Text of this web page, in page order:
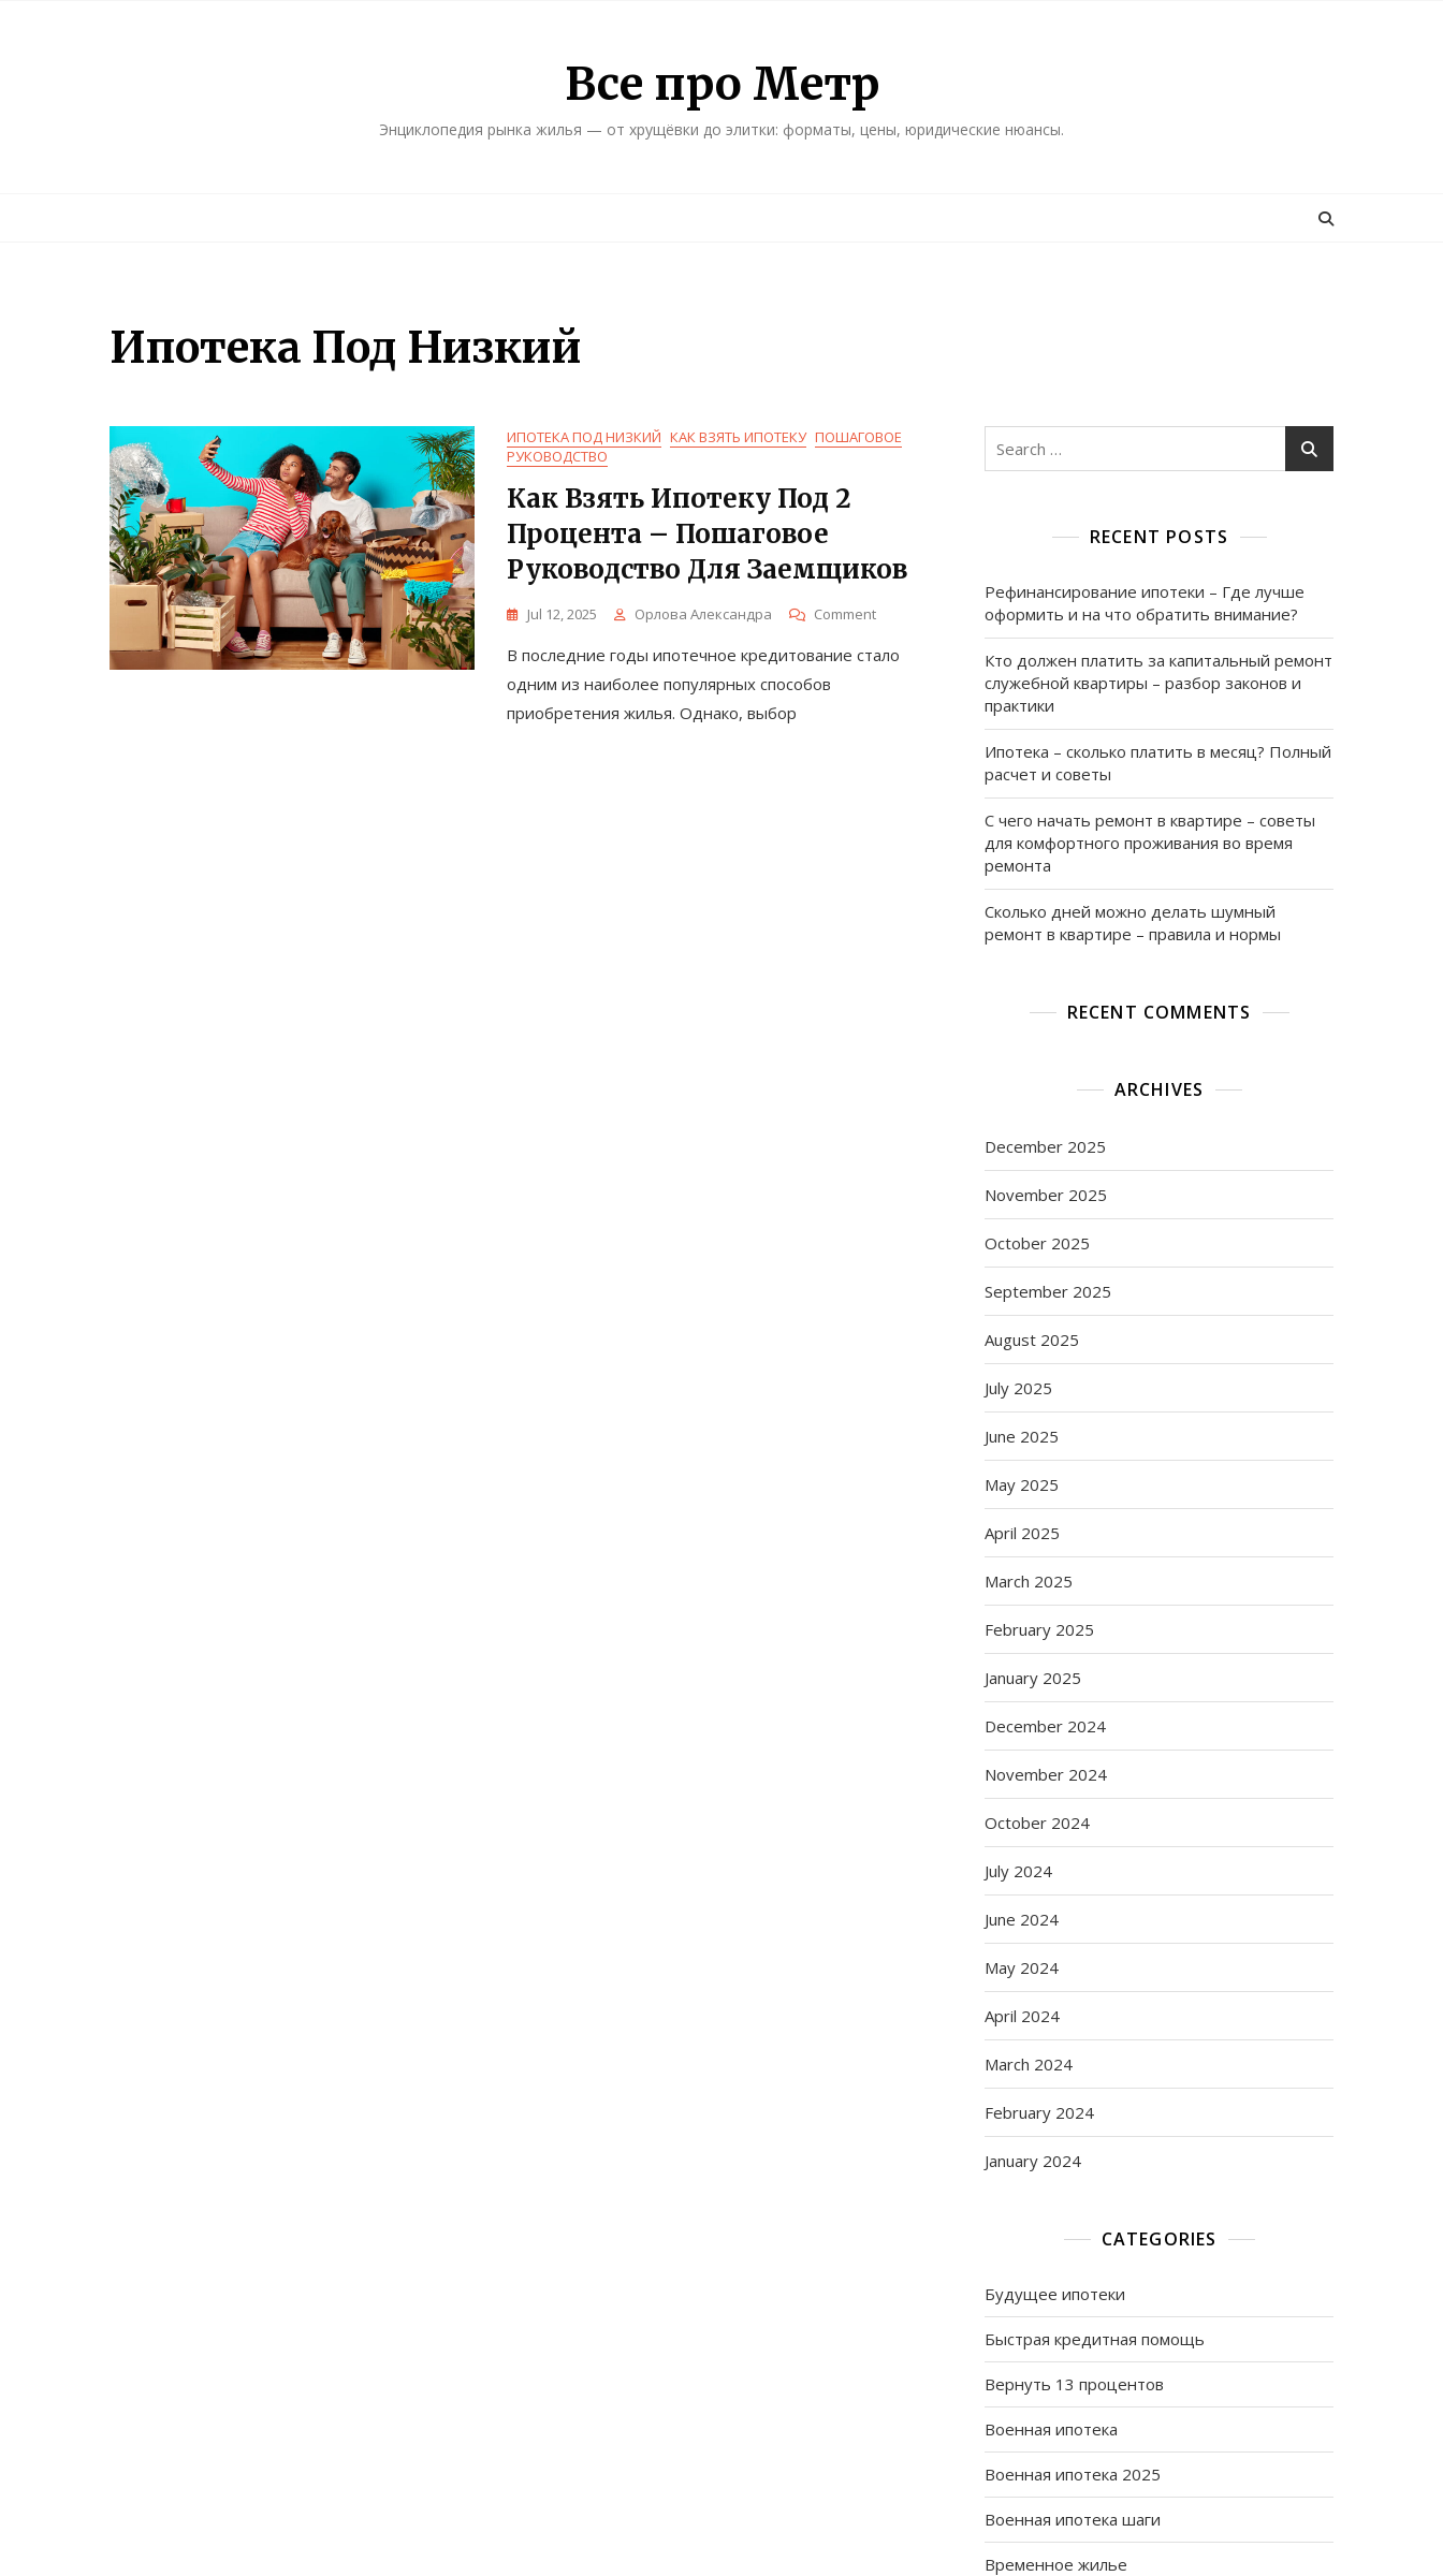
Все про Метр
Энциклопедия рынка жилья — от хрущёвки до элитки: форматы, цены, юридические нюансы.
Ипотека Под Низкий
ИПОТЕКА ПОД НИЗКИЙ КАК ВЗЯТЬ ИПОТЕКУ ПОШАГОВОЕ
РУКОВОДСТВО
Как Взять Ипотеку Под 2
Процента – Пошаговое
Руководство Для Заемщиков
Jul 12, 2025 Орлова Александра CommentOn
Взять
В последние годы ипотечное кредитование стало
одним из наиболее популярных способов
приобретения жилья. Однако, выбор
Search
RECENT POSTS
Рефинансирование ипотеки – Где лучше
оформить и на что обратить внимание?
Кто должен платить за капитальный ремонт
служебной квартиры – разбор законов и
практики
Ипотека – сколько платить в месяц? Полный
расчет и советы
С чего начать ремонт в квартире – советы
для комфортного проживания во время
ремонта
Сколько дней можно делать шумный
ремонт в квартире – правила и нормы
RECENT COMMENTS
ARCHIVES
December 2025
November 2025
October 2025
September 2025
August 2025
July 2025
June 2025
May 2025
April 2025
March 2025
February 2025
January 2025
December 2024
November 2024
October 2024
July 2024
June 2024
May 2024
April 2024
March 2024
February 2024
January 2024
CATEGORIES
Будущее ипотеки
Быстрая кредитная помощь
Вернуть 13 процентов
Военная ипотека
Военная ипотека 2025
Военная ипотека шаги
Временное жилье